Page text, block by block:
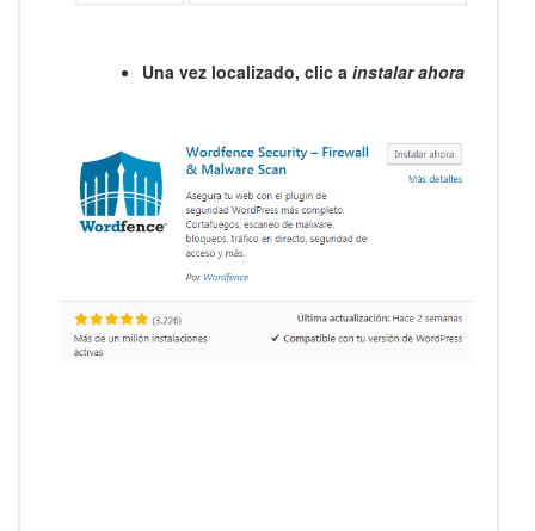
Una vez localizado, clic a instalar ahora